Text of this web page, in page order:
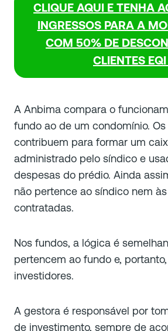
CLIQUE AQUI E TENHA
INGRESSOS PARA A
COM 50% DE
CLIENTES EQI
A Anbima compara o
fundo ao de um condomínio.
contribuem para formar um
administrado pelo síndico e
despesas do prédio. Ainda
não pertence ao síndico nem
contratadas.
Nos fundos, a lógica é
pertencem ao fundo e,
investidores.
A gestora é responsável por
de investimento, sempre de